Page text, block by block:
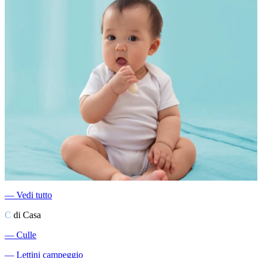
― Vedi tutto
C di Casa
― Culle
― Lettini campeggio